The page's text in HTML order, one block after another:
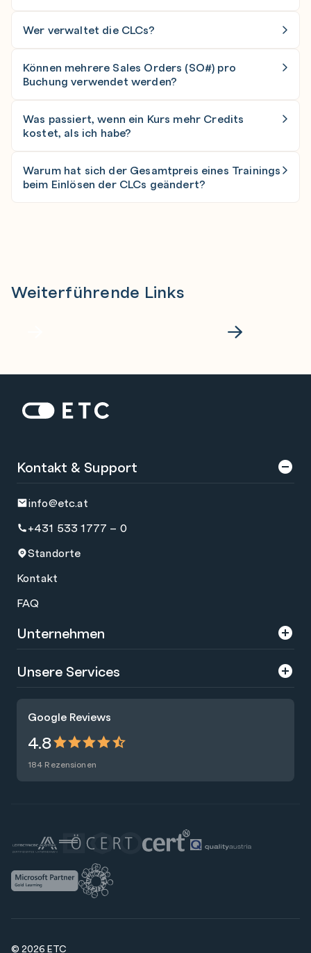
Wer verwaltet die CLCs?
verwaltet und können für unterschiedliche
Trainings und Teilnehmer*innen verwendet
Können mehrere Sales Orders (SO#) pro
Buchung verwendet werden?
wenn auf einer SO# nicht mehr genügend CLCs
vorhanden sind.
Was passiert, wenn ein Kurs mehr Credits
kostet, als ich habe?
werden.
Warum hat sich der Gesamtpreis eines Trainings
beim Einlösen der CLCs geändert?
Weiterführende Links
Startseite: ETC
Google Reviews
4.8
184 Rezensionen
Kontakt & Support
info@etc.at
+431 533 1777 – 0
Standorte
Kontakt
FAQ
Unternehmen
Über uns
Presse
Nachhaltigkeit
Blog
Unsere Services
Raummiete
© 2026 ETC